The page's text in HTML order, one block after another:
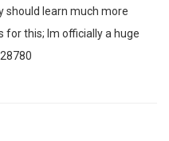
should learn much more
for this; Im officially a huge